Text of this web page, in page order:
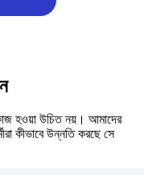
হওয়া উচিত নয়। আমাদের
কীভাবে উন্নতি করছে সে